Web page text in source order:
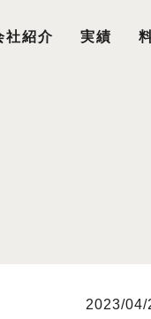
社紹介 実績
2023/04/